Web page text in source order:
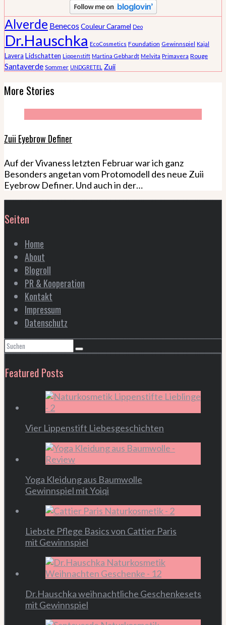
Alverde BenecosCouleur Caramel Deo
Dr.Hauschka EcoCosmetics Foundation Gewinnspiel Kajal
Lavera Lidschatten Lippenstift Martina Gebhardt Melvita Primavera Rouge
Santaverde Sommer UNDGRETEL Zuii
More Stories
Zuii Eyebrow Definer
Auf der Vivaness letzten Februar war ich ganz
Besonders angetan vom Protomodell des neue Zuii
Eyebrow Definer. Und auch in der…
Seiten
Home
About
Blogroll
PR & Kooperation
Kontakt
Impressum
Datenschutz
Featured Posts
Vier Lippenstift Liebesgeschichten
Yoga Kleidung aus Baumwolle
Gewinnspiel mit Yoiqi
Liebste Pflege Basics von Cattier Paris
mit Gewinnspiel
Dr.Hauschka weihnachtliche Geschenkesets
mit Gewinnspiel